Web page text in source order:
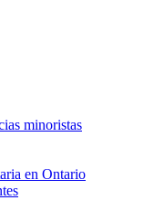
minoristas
en Ontario